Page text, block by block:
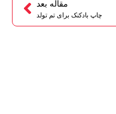
مقاله بعد
چاپ بادکنک برای تم تولد